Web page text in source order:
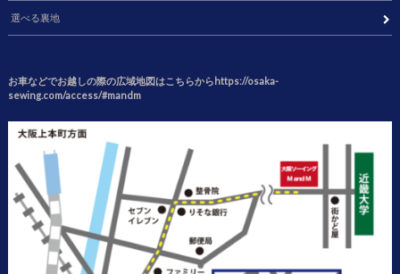
選べる裏地
お車などでお越しの際の広域地図はこちらからhttps://osaka-
sewing.com/access/#mandm